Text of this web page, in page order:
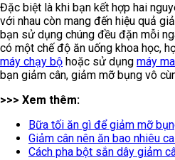
Đặc biệt là khi bạn kết hợp hai
với nhau còn mang đến hiệu quả
bạn sử dụng chúng đều đặn mỗi
có một chế độ ăn uống khoa học,
máy chạy bộ hoặc sử dụng máy
bạn giảm cân, giảm mỡ bụng vô
>>> Xem thêm:
Bữa tối ăn gì để giảm mỡ
Giảm cân nên ăn bao nhiêu
Cách pha bột sắn dây giảm